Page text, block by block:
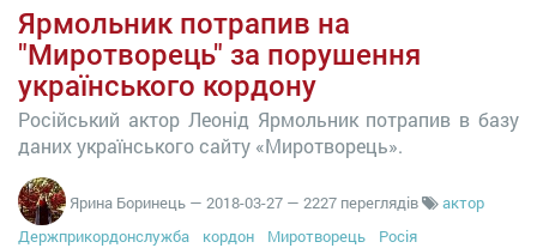
Ярмольник потрапив на
"Миротворець" за порушення
українського кордону
Російський актор Леонід Ярмольник потрапив в базу
даних українського сайту «Миротворець».
Ярина Боринець — 2018-03-27 — 2227 переглядів
актор
Держприкордонслужба
кордон Миротворець Росія